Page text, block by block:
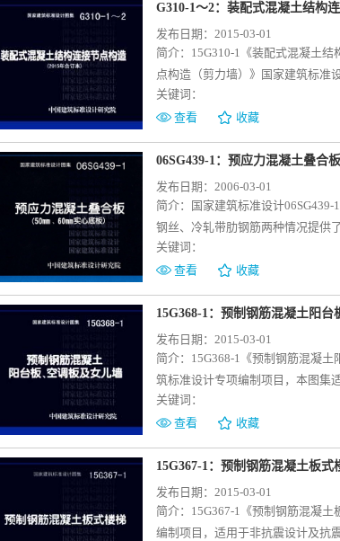
桁架楼承板连接节点、伸臂桁架和
些内容也做了一些删减。
G310-1～2：装配式混凝土结构
发布日期：2015-03-01
简介： 15G310-1《装配式混凝土
点构造（剪力墙）》国家建筑标准
设计及抗震设防烈度为6~8度地区
2014为主要依据进行编制。楼盖和
包括预制构件连接基本构造要求、
点给出了装配式混凝土剪力墙结构
同形式墙板水平和竖向后浇连接区
接节点及构造做法，为装配式混凝
用，施工单位按设计图纸及图集提
关键词：
查看
收藏
06SG439-1：预应力混凝土叠合
发布日期：2006-03-01
简介：
国家建筑标准设计
钢丝、冷轧带肋钢筋两种情况提供
叠合板提供“叠合板选用表(按均布
提供底板材料表、结构性能检验表
非抗震设计及抗震设防烈度不大于
关键词：
查看
收藏
15G368-1：预制钢筋混凝土阳
发布日期：2015-03-01
简介： 15G368-1《预制钢筋混凝
筑标准设计专项编制项目，本图集
力墙结构住宅。 本图集编制了预
钢筋混凝土阳台板、空调板及女儿
容。 本图集根据国家现行标准及
建筑产业现代化发展的需要。可供
位按设计文件及图集提供的连接构
关键词：
查看
收藏
15G367-1：预制钢筋混凝土板式
发布日期：2015-03-01
简介： 15G367-1《预制钢筋混凝
编制项目，适用于非抗震设计及